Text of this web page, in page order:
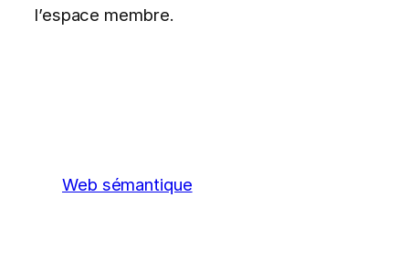
l’espace membre.
Web sémantique